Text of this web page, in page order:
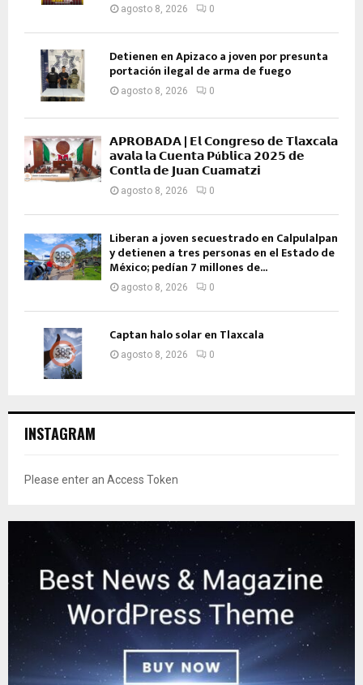
agosto 8, 2026 0
Detienen en Apizaco a joven por presunta
portación ilegal de arma de fuego
agosto 8, 2026 0
𝗔𝗣𝗥𝗢𝗕𝗔𝗗𝗔 | 𝗘𝗹 𝗖𝗼𝗻𝗴𝗿𝗲𝘀𝗼 𝗱𝗲 𝗧𝗹𝗮𝘅𝗰𝗮𝗹𝗮
𝗮𝘃𝗮𝗹𝗮 𝗹𝗮 𝗖𝘂𝗲𝗻𝘁𝗮 𝗣ú𝗯𝗹𝗶𝗰𝗮 𝟮𝟬𝟮𝟱 𝗱𝗲
𝗖𝗼𝗻𝘁𝗹𝗮 𝗱𝗲 𝗝𝘂𝗮𝗻 𝗖𝘂𝗮𝗺𝗮𝘁𝘇𝗶
agosto 8, 2026 0
Liberan a joven secuestrado en Calpulalpan
y detienen a tres personas en el Estado de
México; pedían 7 millones de...
agosto 8, 2026 0
Captan halo solar en Tlaxcala
agosto 8, 2026 0
INSTAGRAM
Please enter an Access Token